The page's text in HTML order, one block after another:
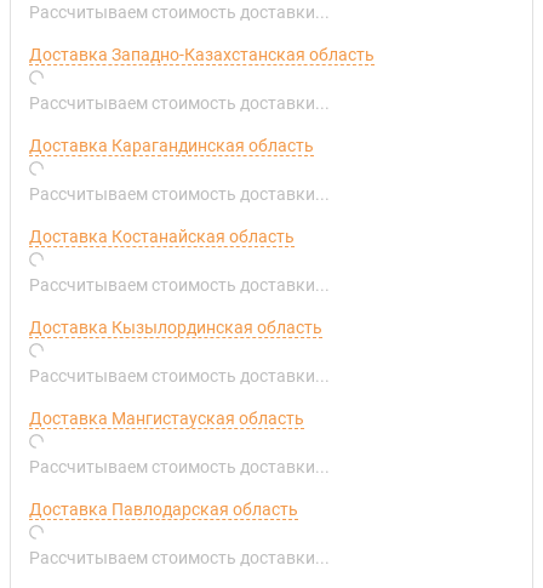
Рассчитываем стоимость доставки...
Доставка Западно-Казахстанская область
Рассчитываем стоимость доставки...
Доставка Карагандинская область
Рассчитываем стоимость доставки...
Доставка Костанайская область
Рассчитываем стоимость доставки...
Доставка Кызылординская область
Рассчитываем стоимость доставки...
Доставка Мангистауская область
Рассчитываем стоимость доставки...
Доставка Павлодарская область
Рассчитываем стоимость доставки...